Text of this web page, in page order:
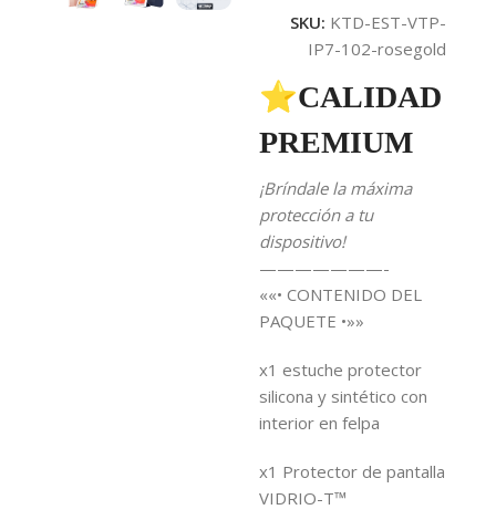
SKU: KTD-EST-VTP-
IP7-102-rosegold
⭐CALIDAD
PREMIUM
¡Bríndale la máxima
protección a tu
dispositivo!
———————-
««• CONTENIDO DEL
PAQUETE •»»
x1 estuche protector
silicona y sintético con
interior en felpa
x1 Protector de pantalla
VIDRIO-T™